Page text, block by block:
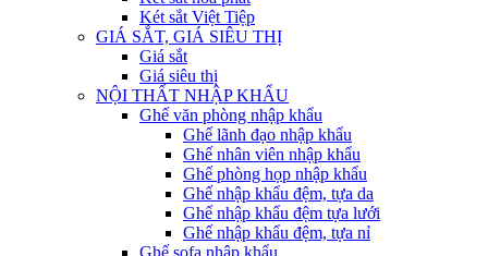
Két sắt Việt Tiệp
GIÁ SẮT, GIÁ SIÊU THỊ
Giá sắt
Giá siêu thị
NỘI THẤT NHẬP KHẨU
Ghế văn phòng nhập khẩu
Ghế lãnh đạo nhập khẩu
Ghế nhân viên nhập khẩu
Ghế phòng họp nhập khẩu
Ghế nhập khẩu đệm, tựa da
Ghế nhập khẩu đệm tựa lưới
Ghế nhập khẩu đệm, tựa nỉ
Ghế sofa nhập khẩu